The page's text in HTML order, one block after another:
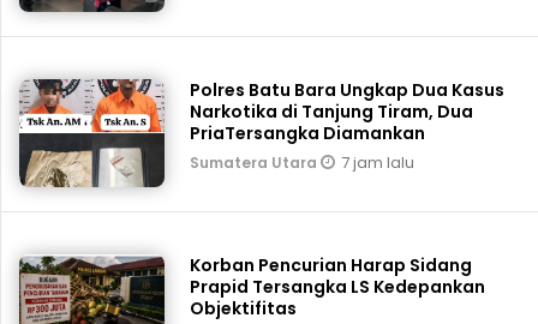
Polres Batu Bara Ungkap Dua Kasus
Narkotika di Tanjung Tiram, Dua
PriaTersangka Diamankan
Sumatera Utara 7 jam lalu
Korban Pencurian Harap Sidang
Prapid Tersangka LS Kedepankan
Objektifitas